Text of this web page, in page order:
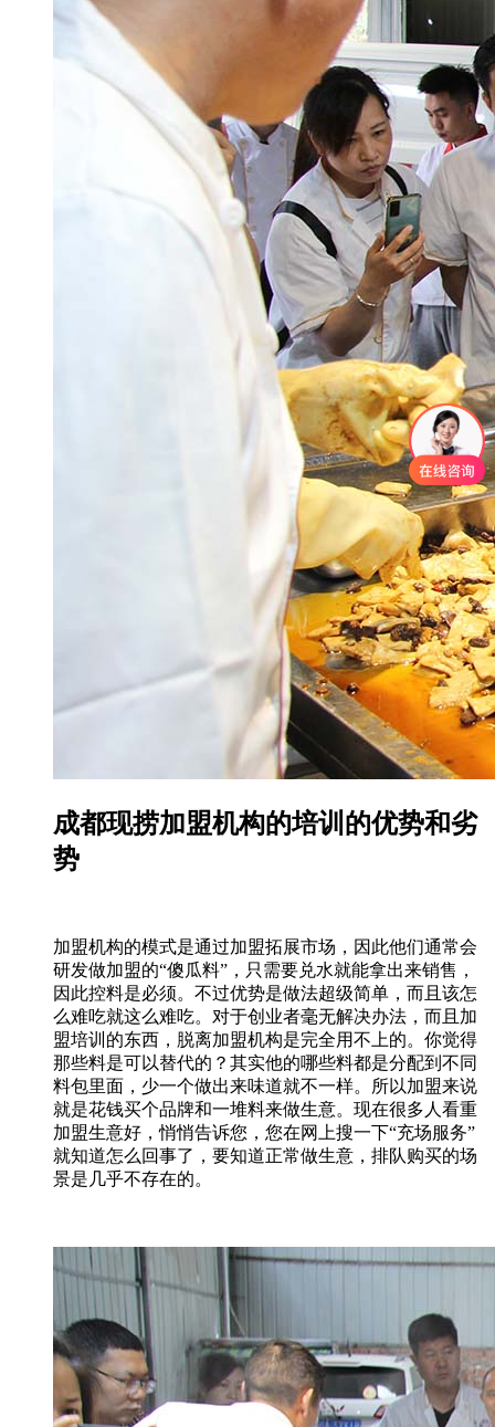
成都现捞加盟机构的培训的优势和劣
势
加盟机构的模式是通过加盟拓展市场，因此他们通常会
研发做加盟的“傻瓜料”，只需要兑水就能拿出来销售，
因此控料是必须。不过优势是做法超级简单，而且该怎
么难吃就这么难吃。对于创业者毫无解决办法，而且加
盟培训的东西，脱离加盟机构是完全用不上的。你觉得
那些料是可以替代的？其实他的哪些料都是分配到不同
料包里面，少一个做出来味道就不一样。所以加盟来说
就是花钱买个品牌和一堆料来做生意。现在很多人看重
加盟生意好，悄悄告诉您，您在网上搜一下“充场服务”
就知道怎么回事了，要知道正常做生意，排队购买的场
景是几乎不存在的。